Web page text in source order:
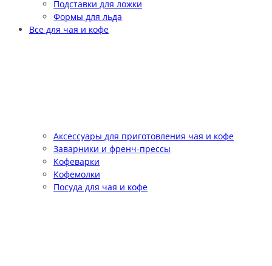
Подставки для ложки
Формы для льда
Все для чая и кофе
Аксессуары для приготовления чая и кофе
Заварники и френч-прессы
Кофеварки
Кофемолки
Посуда для чая и кофе